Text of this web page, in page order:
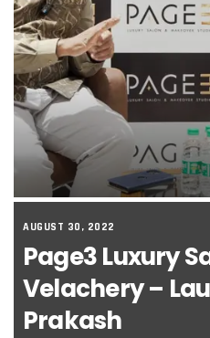
AUGUST 30, 2022
Page3 Luxury
Velachery –
Prakash